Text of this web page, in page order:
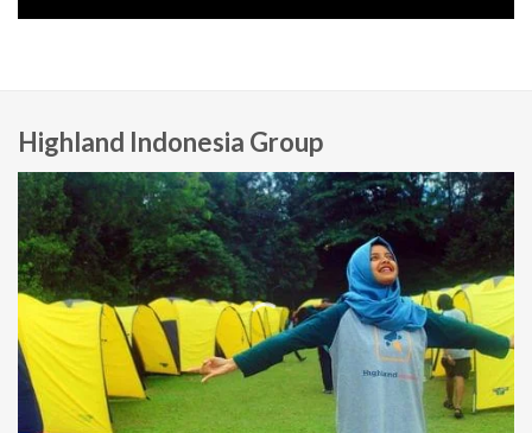
Highland Indonesia Group